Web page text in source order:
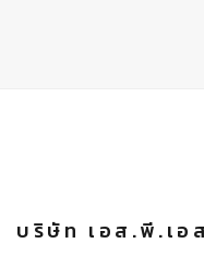
บริษัท เอส.พี.เอ